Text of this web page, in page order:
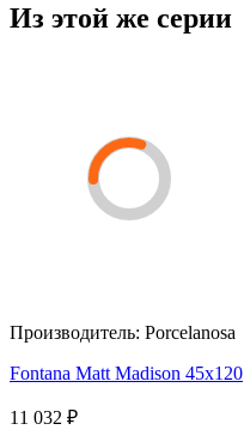
Из этой же серии
Производитель: Porcelanosa
Fontana Matt Madison 45x120
11 032 ₽